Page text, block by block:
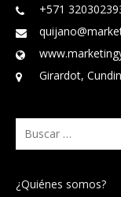
+571
Girardot,
Buscar:
¿Quiénes somos?